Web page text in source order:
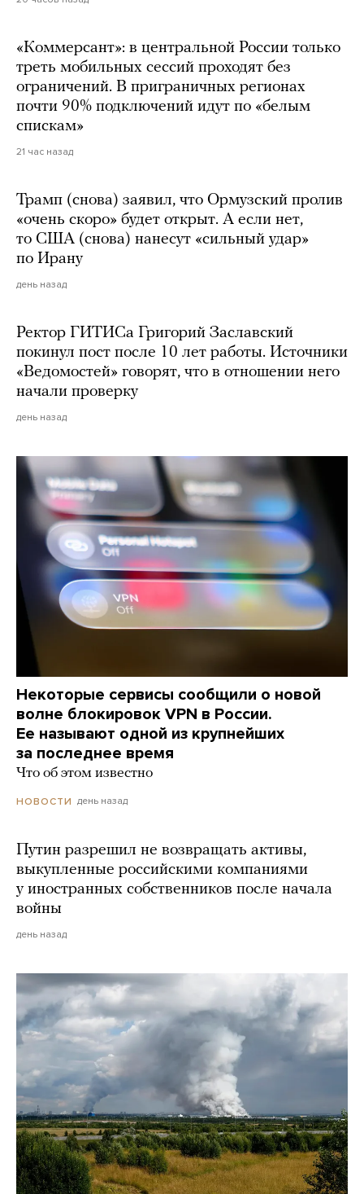
«Коммерсант»: в центральной России только
треть мобильных сессий проходят без
ограничений. В приграничных регионах
почти 90% подключений идут по «белым
спискам»
21 час назад
Трамп (снова) заявил, что Ормузский пролив
«очень скоро» будет открыт. А если нет,
то США (снова) нанесут «сильный удар»
по Ирану
день назад
Ректор ГИТИСа Григорий Заславский
покинул пост после 10 лет работы. Источники
«Ведомостей» говорят, что в отношении него
начали проверку
день назад
Некоторые сервисы сообщили о новой
волне блокировок VPN в России.
Ее называют одной из крупнейших
за последнее время
Что об этом известно
НОВОСТИ день назад
Путин разрешил не возвращать активы,
выкупленные российскими компаниями
у иностранных собственников после начала
войны
день назад